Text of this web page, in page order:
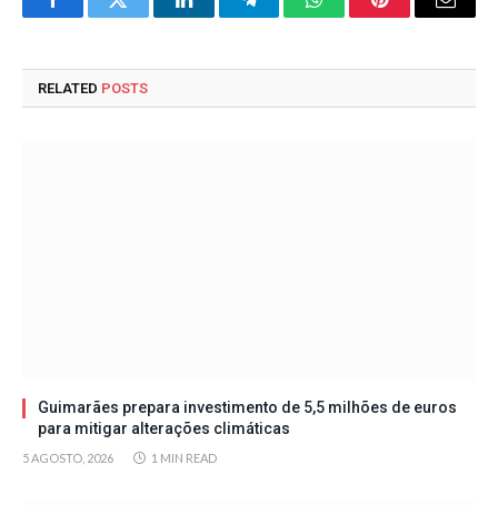
FacebookTwitter LinkedInTelegramWhatsAppPinterestEmail
RELATED POSTS
Guimarães prepara investimento de 5,5 milhões de euros
para mitigar alterações climáticas
5 AGOSTO, 2026 1 MIN READ